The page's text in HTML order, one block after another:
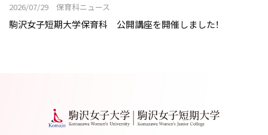
2026/07/29 保育科ニュース
駒沢女子短期大学保育科 公開講座を開催しました！